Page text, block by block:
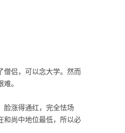
僧侣，可以念大学。然而
。
脸涨得通红，完全怯场
和尚中地位最低，所以必